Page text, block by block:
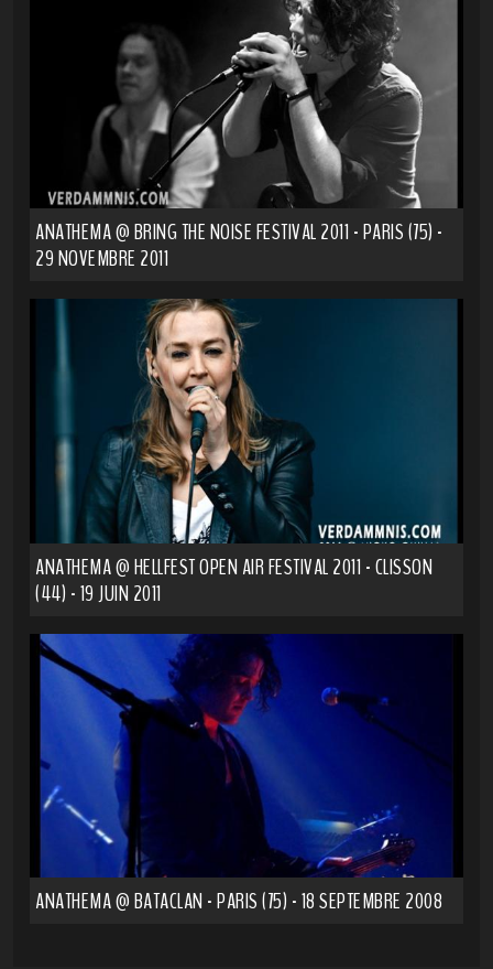
ANATHEMA @ BRING THE NOISE FESTIVAL 2011 - PARIS (75) -
29 NOVEMBRE 2011
ANATHEMA @ HELLFEST OPEN AIR FESTIVAL 2011 - CLISSON
(44) - 19 JUIN 2011
ANATHEMA @ BATACLAN - PARIS (75) - 18 SEPTEMBRE 2008